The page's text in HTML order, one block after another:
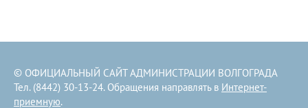
© ОФИЦИАЛЬНЫЙ САЙТ АДМИНИСТРАЦИИ ВОЛГОГРАДА
Тел. (8442) 30-13-24. Обращения направлять в Интернет-
приемную.